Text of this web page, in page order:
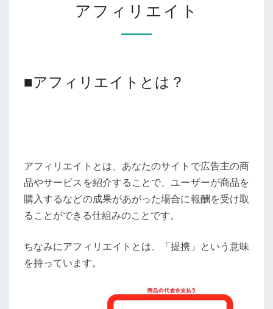
フ
リ
ト
アフィリエイト
■アフィリエイトとは？
アフィリエイトとは、あなたのサイトで広告主の商
品やサービスを紹介することで、ユーザーが商品を
購入するなどの成果があがった場合に報酬を受け取
ることができる仕組みのことです。
ちなみにアフィリエイトとは、「提携」という意味
を持っています。